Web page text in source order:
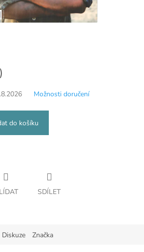
Možnosti doručení
do košíku
SDÍLET
Diskuze Značka